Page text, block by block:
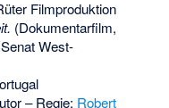
Filmproduktion
. (Dokumentarfilm,
West-
– Regie: Robert